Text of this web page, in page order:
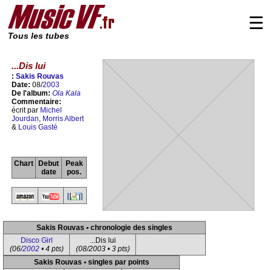
Tous les tubes
☰
...Dis lui
: Sakis Rouvas
Date: 08/2003
De l'album: Ola Kala
Commentaire:
écrit par Michel
Jourdan, Morris Albert
& Louis Gasté
Chart
Debut
date
Peak
pos.
Sakis Rouvas • chronologie des singles
Disco Girl
(06/2002• 4 pts)
...Dis lui
(08/2003 • 3 pts)
Sakis Rouvas • singles par points